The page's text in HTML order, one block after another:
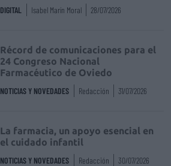
DIGITAL Isabel Marín Moral 28/07/2026
Récord de comunicaciones para el
24 Congreso Nacional
Farmacéutico de Oviedo
NOTICIAS Y NOVEDADES Redacción 31/07/2026
La farmacia, un apoyo esencial en
el cuidado infantil
NOTICIAS Y NOVEDADES Redacción 30/07/2026